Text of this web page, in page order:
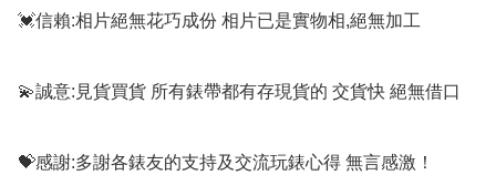
💓信賴:相片絕無花巧成份 相片已是實物相,絕無加工
💫誠意:見貨買貨 所有錶帶都有存現貨的 交貨快 絕無借口
💝感謝:多謝各錶友的支持及交流玩錶心得 無言感激！